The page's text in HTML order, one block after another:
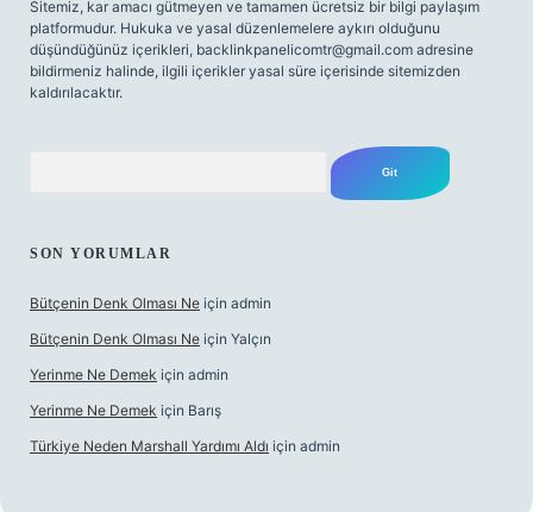
Sitemiz, kar amacı gütmeyen ve tamamen ücretsiz bir bilgi paylaşım
platformudur. Hukuka ve yasal düzenlemelere aykırı olduğunu
düşündüğünüz içerikleri, backlinkpanelicomtr@gmail.com adresine
bildirmeniz halinde, ilgili içerikler yasal süre içerisinde sitemizden
kaldırılacaktır.
SON YORUMLAR
Bütçenin Denk Olması Ne için admin
Bütçenin Denk Olması Ne için Yalçın
Yerinme Ne Demek için admin
Yerinme Ne Demek için Barış
Türkiye Neden Marshall Yardımı Aldı için admin